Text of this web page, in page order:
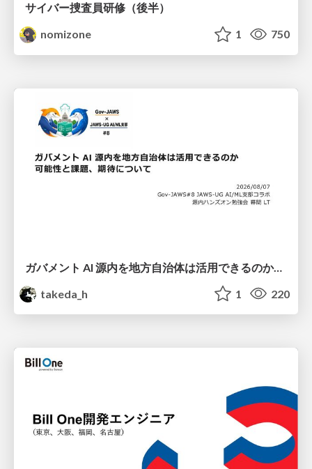
サイバー捜査員研修（後半）
nomizone
1 750
ガバメント AI 源内を地方自治体は活用できるのか 可能性と課題、期待について
takeda_h
1 220